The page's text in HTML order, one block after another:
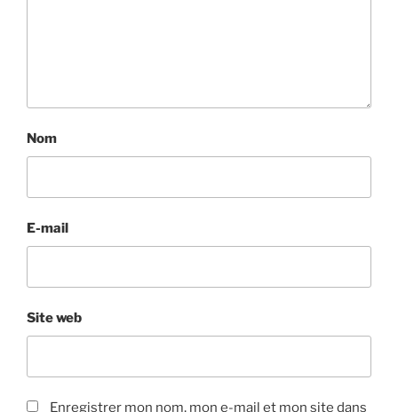
Nom
E-mail
Site web
Enregistrer mon nom, mon e-mail et mon site dans